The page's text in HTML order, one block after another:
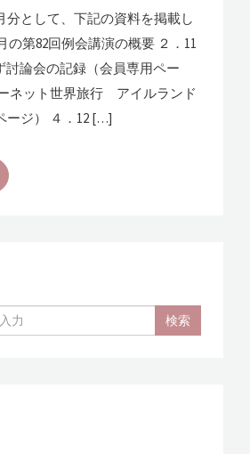
分として、下記の資料を掲載し
の第82回例会講演の概要 ２．11
討論会の記録（会員専用ペー
ネット世界旅行 アイルランド
ージ） ４．12 […]